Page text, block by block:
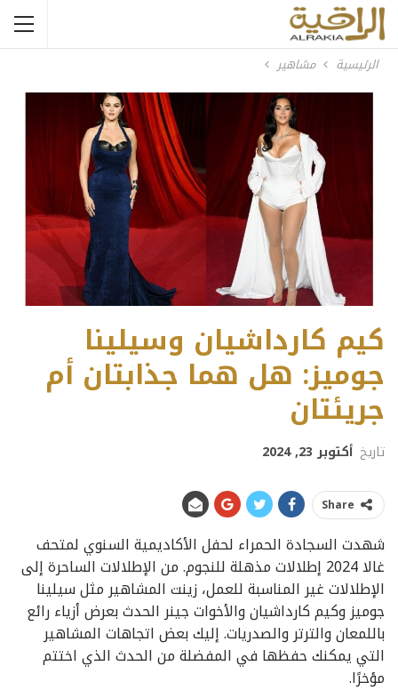
الرئيسية مشاهير
كيم كارداشيان وسيلينا
جوميز: هل هما جذابتان أم
جريئتان
تاريخ أكتوبر 23, 2024
Share
شهدت السجادة الحمراء لحفل الأكاديمية السنوي لمتحف
غالا 2024 إطلالات مذهلة للنجوم. من الإطلالات الساحرة إلى
الإطلالات غير المناسبة للعمل، زينت المشاهير مثل سيلينا
جوميز وكيم كارداشيان والأخوات جينر الحدث بعرض أزياء رائع
باللمعان والترتر والصدريات. إليك بعض اتجاهات المشاهير
التي يمكنك حفظها في المفضلة من الحدث الذي اختتم
مؤخرًا.